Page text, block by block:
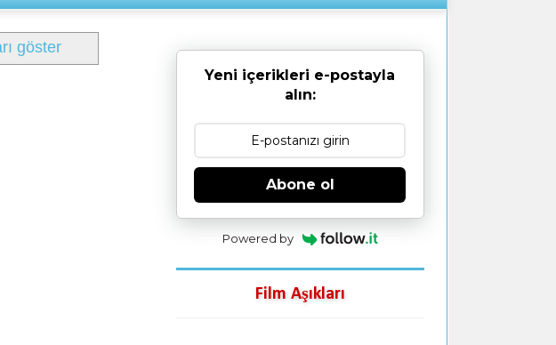
göster
Yeni içerikleri e-postayla
alın:
Abone ol
Powered by
Film Aşıkları